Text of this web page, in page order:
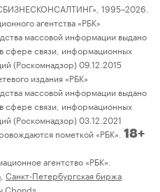
1995–2026.
агентства «РБК»
массовой информации выдано
сфере связи, информационных
(Роскомнадзор) 09.12.2015
издания «РБК»
массовой информации выдано
сфере связи, информационных
(Роскомнадзор) 03.12.2021
пометкой «РБК». 18+
агентство «РБК».
Санкт-Петербургская биржа
Cbonds.